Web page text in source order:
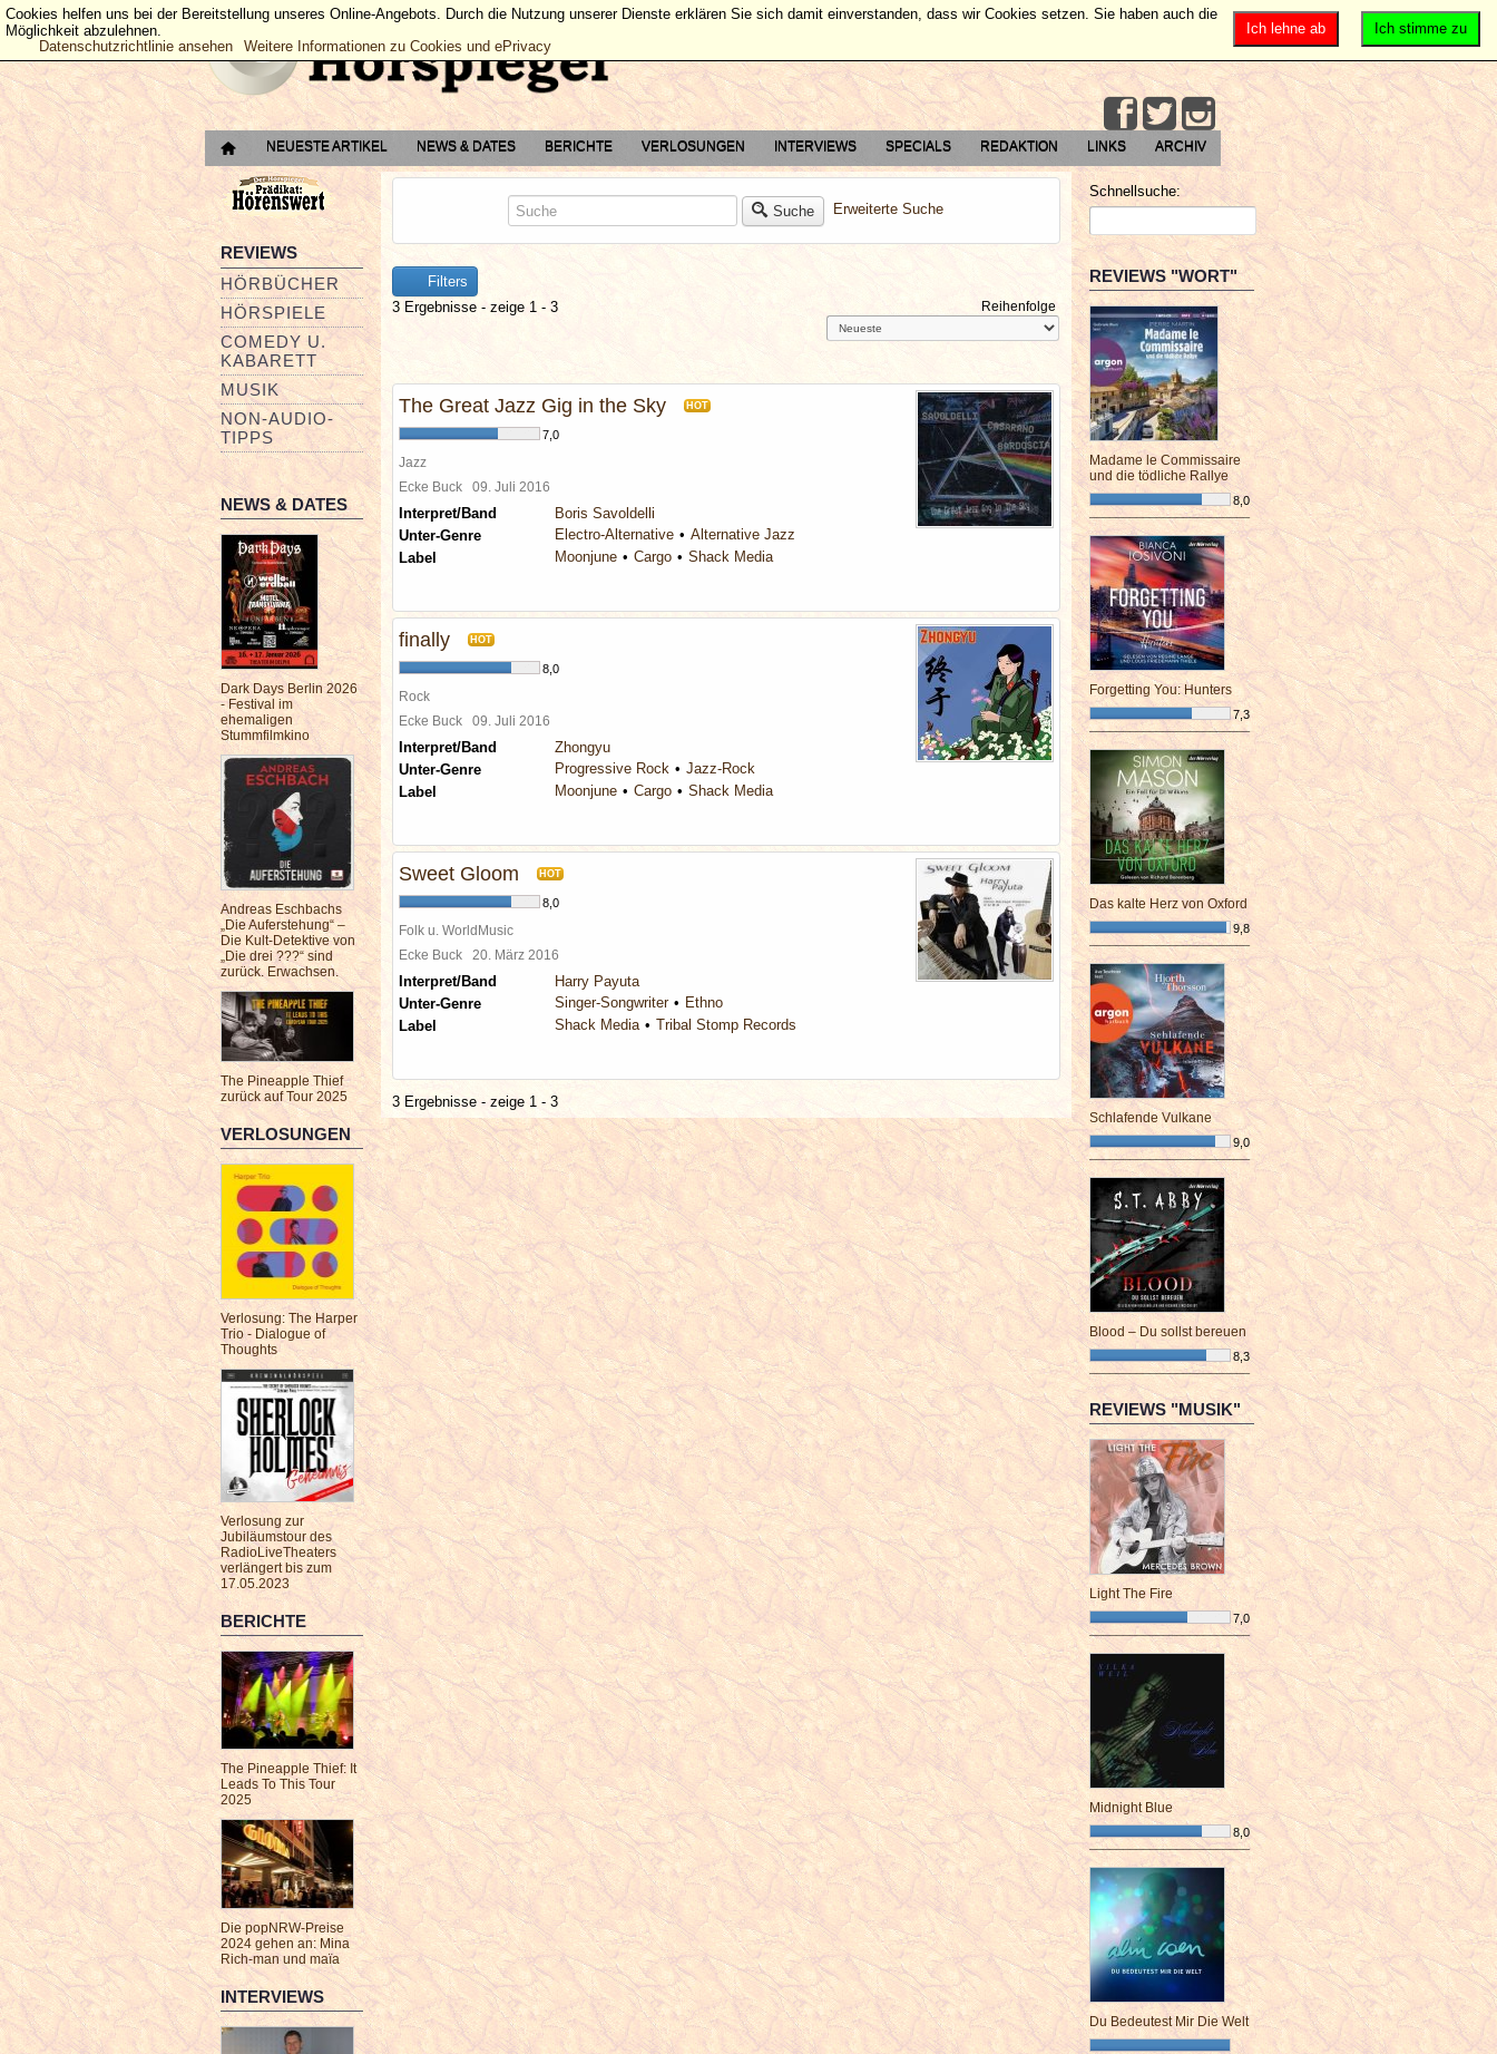
NEUESTE ARTIKEL NEWS & DATES BERICHTE VERLOSUNGEN INTERVIEWS SPECIALS REDAKTION LINKS ARCHIV
REVIEWS
HÖRBÜCHER
HÖRSPIELE
COMEDY U.
KABARETT
MUSIK
NON-AUDIO-
TIPPS
NEWS & DATES
Dark Days Berlin 2026
- Festival im
ehemaligen
Stummfilmkino
Andreas Eschbachs
„Die Auferstehung“ –
Die Kult-Detektive von
„Die drei ???“ sind
zurück. Erwachsen.
The Pineapple Thief
zurück auf Tour 2025
VERLOSUNGEN
Verlosung: The Harper
Trio - Dialogue of
Thoughts
Verlosung zur
Jubiläumstour des
RadioLiveTheaters
verlängert bis zum
17.05.2023
BERICHTE
The Pineapple Thief: It
Leads To This Tour
2025
Die popNRW-Preise
2024 gehen an: Mina
Rich-man und maïa
INTERVIEWS
Suche Erweiterte Suche
Filters
3 Ergebnisse - zeige 1 - 3
Reihenfolge
The Great Jazz Gig in the Sky HOT
7,0
Jazz
Ecke Buck 09. Juli 2016
Interpret/Band
Boris Savoldelli
Unter-Genre
Electro-Alternative
Alternative Jazz
Label
Moonjune Cargo Shack Media
finally HOT
8,0
Rock
Ecke Buck 09. Juli 2016
Interpret/Band
Zhongyu
Unter-Genre
Progressive Rock
Jazz-Rock
Label
Moonjune Cargo Shack Media
Sweet Gloom HOT
8,0
Folk u. WorldMusic
Ecke Buck 20. März 2016
Interpret/Band
Harry Payuta
Unter-Genre
Singer-Songwriter
Ethno
Label
Shack Media Tribal Stomp Records
3 Ergebnisse - zeige 1 - 3
Schnellsuche:
REVIEWS "WORT"
Madame le Commissaire
und die tödliche Rallye
8,0
¯¯¯¯¯¯¯¯¯¯¯¯¯¯¯¯¯¯¯¯¯¯¯¯
Forgetting You: Hunters
7,3
¯¯¯¯¯¯¯¯¯¯¯¯¯¯¯¯¯¯¯¯¯¯¯¯
Das kalte Herz von Oxford
9,8
¯¯¯¯¯¯¯¯¯¯¯¯¯¯¯¯¯¯¯¯¯¯¯¯
Schlafende Vulkane
9,0
¯¯¯¯¯¯¯¯¯¯¯¯¯¯¯¯¯¯¯¯¯¯¯¯
Blood – Du sollst bereuen
8,3
¯¯¯¯¯¯¯¯¯¯¯¯¯¯¯¯¯¯¯¯¯¯¯¯
REVIEWS "MUSIK"
Light The Fire
7,0
¯¯¯¯¯¯¯¯¯¯¯¯¯¯¯¯¯¯¯¯¯¯¯¯
Midnight Blue
8,0
¯¯¯¯¯¯¯¯¯¯¯¯¯¯¯¯¯¯¯¯¯¯¯¯
Du Bedeutest Mir Die Welt
Ich stimme zu
Ich lehne ab
Cookies helfen uns bei der Bereitstellung unseres Online-Angebots. Durch die Nutzung unserer Dienste erklären Sie sich damit einverstanden, dass wir Cookies setzen. Sie haben auch die
Möglichkeit abzulehnen.
Datenschutzrichtlinie ansehen
Weitere Informationen zu Cookies und ePrivacy